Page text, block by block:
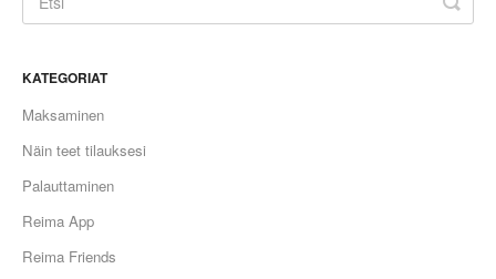
KATEGORIAT
Maksaminen
Näin teet tilauksesi
Palauttaminen
Reima App
Reima Friends